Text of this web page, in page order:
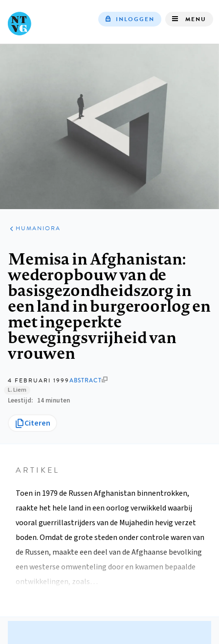
INLOGGEN MENU
ARTIKELEN
PERSPECTIEF
HUMANIORA
Memisa in Afghanistan:
wederopbouw van de
basisgezondheidszorg in
een land in burgeroorlog en
met ingeperkte
bewegingsvrijheid van
vrouwen
4 FEBRUARI 1999ABSTRACT
L. Liem
Leestijd 14 minuten
Citeren
ARTIKEL
Toen in 1979 de Russen Afghanistan binnentrokken,
raakte het hele land in een oorlog verwikkeld waarbij
vooral guerrillastrijders van de Mujahedin hevig verzet
boden. Omdat de grote steden onder controle waren van
de Russen, maakte een deel van de Afghaanse bevolking
een westerse omwenteling door en kwamen bepaalde
ontwikkelingen, zoals…